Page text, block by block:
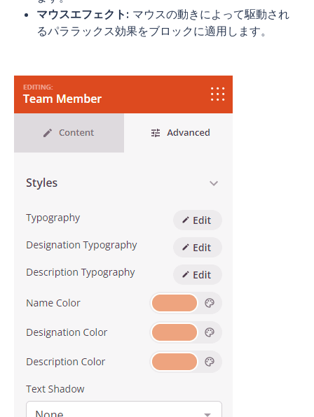
マウスエフェクト: マウスの動きによって駆動され
るパララックス効果をブロックに適用します。